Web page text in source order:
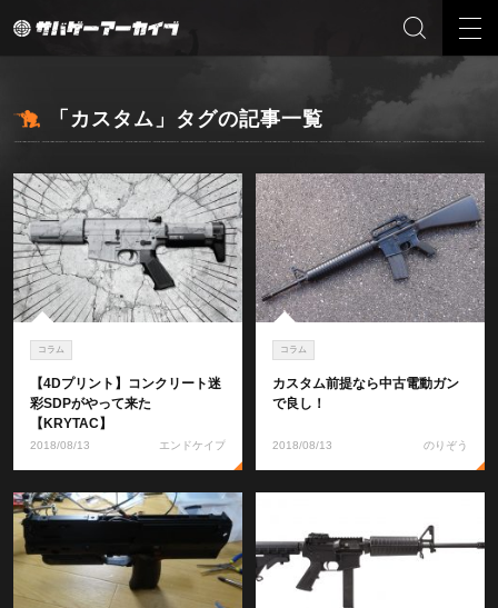
「カスタム」タグの記事一覧
コラム
【4Dプリント】コンクリート迷
彩SDPがやって来た
【KRYTAC】
2018/08/13 エンドケイプ
コラム
カスタム前提なら中古電動ガン
で良し！
2018/08/13 のりぞう